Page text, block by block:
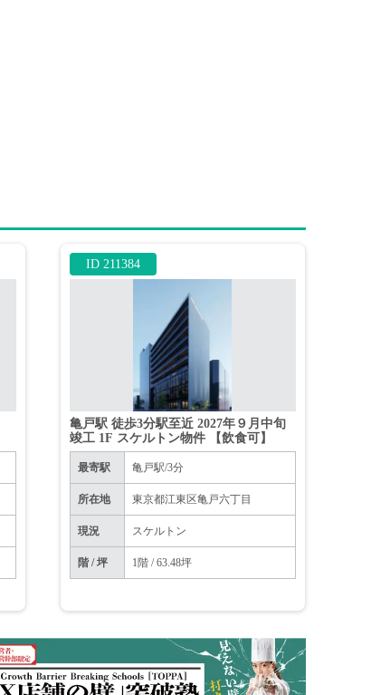
ID 211384
亀戸駅 徒歩3分駅至近 2027年９月中旬
竣工 1F スケルトン物件 【飲食可】
最寄駅 亀戸駅/3分
所在地 東京都江東区亀戸六丁目
現況 スケルトン
階 / 坪 1階 / 63.48坪